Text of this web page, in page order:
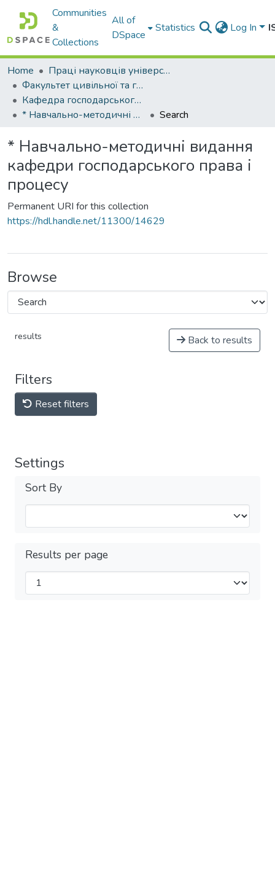
Communities
&
Collections
All of
DSpace
Statistics Log In
Home
Праці науковців університету
Факультет цивільної та господарської юстиції
Кафедра господарського права і процесу
* Навчально-методичні видання кафедри господарського права і процесу
Search
* Навчально-методичні видання
кафедри господарського права і
процесу
Permanent URI for this collection
https://hdl.handle.net/11300/14629
Browse
results Back to results
Filters
Reset filters
Settings
Sort By
Results per page